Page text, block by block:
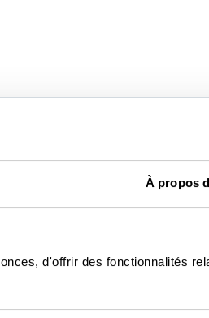
À propos
d'offrir des fonctionnalités
pour vous
vos questions.